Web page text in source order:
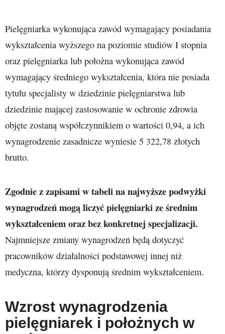
Pielęgniarka wykonująca zawód wymagający posiadania
wykształcenia wyższego na poziomie studiów I stopnia
oraz pielęgniarka lub położna wykonująca zawód
wymagający średniego wykształcenia, która nie posiada
tytułu specjalisty w dziedzinie pielęgniarstwa lub
dziedzinie mającej zastosowanie w ochronie zdrowia
objęte zostaną współczynnikiem o wartości 0,94, a ich
wynagrodzenie zasadnicze wyniesie 5 322,78 złotych
brutto.
Zgodnie z zapisami w tabeli na najwyższe podwyżki
wynagrodzeń mogą liczyć pielęgniarki ze średnim
wykształceniem oraz bez konkretnej specjalizacji.
Najmniejsze zmiany wynagrodzeń będą dotyczyć
pracowników działalności podstawowej innej niż
medyczna, którzy dysponują średnim wykształceniem.
Wzrost wynagrodzenia
pielęgniarek i położnych w